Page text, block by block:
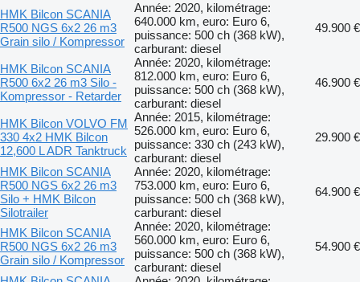
HMK Bilcon SCANIA
R500 NGS 6x2 26 m3
Grain silo / Kompressor
Année: 2020, kilométrage:
640.000 km, euro: Euro 6,
puissance: 500 ch (368 kW),
carburant: diesel
49.900 €
HMK Bilcon SCANIA
R500 6x2 26 m3 Silo -
Kompressor - Retarder
Année: 2020, kilométrage:
812.000 km, euro: Euro 6,
puissance: 500 ch (368 kW),
carburant: diesel
46.900 €
HMK Bilcon VOLVO FM
330 4x2 HMK Bilcon
12,600 L ADR Tanktruck
Année: 2015, kilométrage:
526.000 km, euro: Euro 6,
puissance: 330 ch (243 kW),
carburant: diesel
29.900 €
HMK Bilcon SCANIA
R500 NGS 6x2 26 m3
Silo + HMK Bilcon
Silotrailer
Année: 2020, kilométrage:
753.000 km, euro: Euro 6,
puissance: 500 ch (368 kW),
carburant: diesel
64.900 €
HMK Bilcon SCANIA
R500 NGS 6x2 26 m3
Grain silo / Kompressor
Année: 2020, kilométrage:
560.000 km, euro: Euro 6,
puissance: 500 ch (368 kW),
carburant: diesel
54.900 €